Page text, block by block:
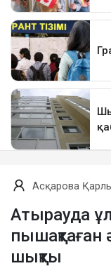
Асқарова
Атырауда
шықты